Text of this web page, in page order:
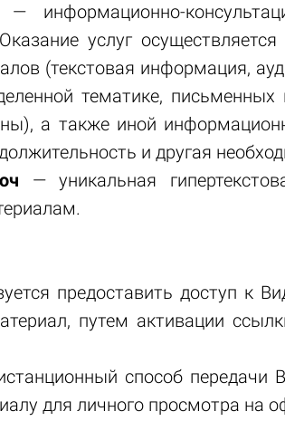
— информационно-
услуг
(текстовая информация,
тематике,
а также иной
и другая
— уникальная
предоставить доступ к
путем активации
способ передачи
для личного просмотра на